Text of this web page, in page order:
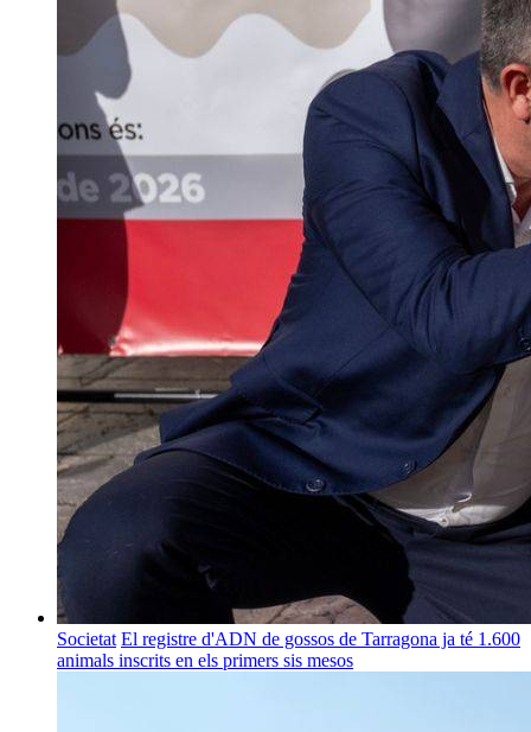
Societat El registre d'ADN de gossos de Tarragona ja té 1.600
animals inscrits en els primers sis mesos